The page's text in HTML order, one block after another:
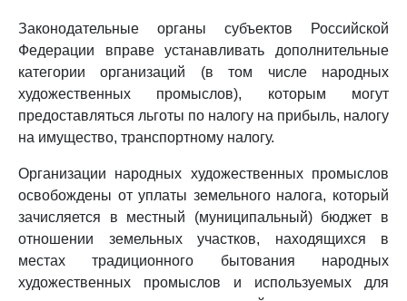
Законодательные органы субъектов Российской
Федерации вправе устанавливать дополнительные
категории организаций (в том числе народных
художественных промыслов), которым могут
предоставляться льготы по налогу на прибыль, налогу
на имущество, транспортному налогу.
Организации народных художественных промыслов
освобождены от уплаты земельного налога, который
зачисляется в местный (муниципальный) бюджет в
отношении земельных участков, находящихся в
местах традиционного бытования народных
художественных промыслов и используемых для